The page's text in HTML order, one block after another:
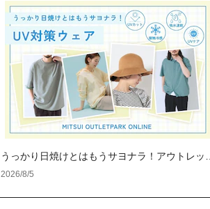
うっかり日焼けとはもうサヨナラ！アウトレット
で見つけるUV対策ウェア
2026/8/5